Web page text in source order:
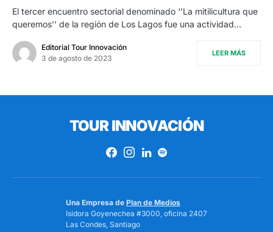
El tercer encuentro sectorial denominado ‘’La mitilicultura que
queremos’’ de la región de Los Lagos fue una actividad…
Editorial Tour Innovación
3 de agosto de 2023
LEER MÁS
TOUR INNOVACIÓN
Una Empresa de Plan de Medios
Isidora Goyenechea #3000, oficina 2407
Las Condes, Santiago